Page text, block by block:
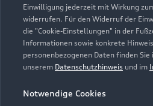
Einwilligung jederzeit mit Wirkung
widerrufen. Für den Widerruf der
die "Cookie-Einstellungen" in der
Informationen sowie konkrete
personenbezogenen Daten finden Sie
unserem Datenschutzhinweis und im
Notwendige Cookies
Elektromodelle
Plug-in-Hybride
Gebrauchtwagensuche
Gebrauchtwagen
Finanzierung
Aktionen & Angebote
Saisonale Angebote
Audi Services
Audi digital services
Support
Kundenservice
Über Audi
Unternehmen